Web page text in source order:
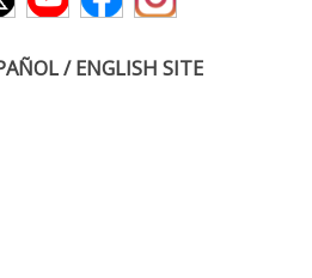
/ ENGLISH SITE